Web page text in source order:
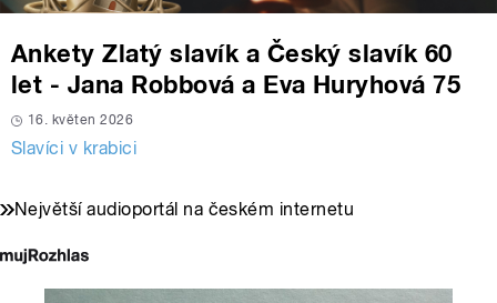
Ankety Zlatý slavík a Český slavík 60
let - Jana Robbová a Eva Huryhová 75
16. květen 2026
Slavíci v krabici
Největší audioportál na českém internetu